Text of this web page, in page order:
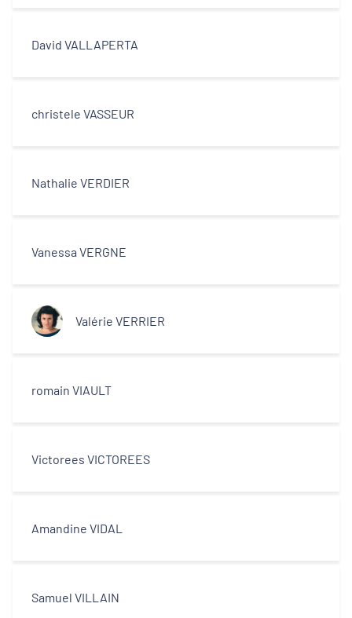
David VALLAPERTA
christele VASSEUR
Nathalie VERDIER
Vanessa VERGNE
Valérie VERRIER
romain VIAULT
Victorees VICTOREES
Amandine VIDAL
Samuel VILLAIN